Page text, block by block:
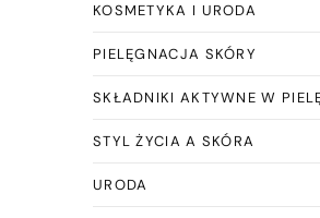
KOSMETYKA I URODA
PIELĘGNACJA SKÓRY
SKŁADNIKI AKTYWNE W
STYL ŻYCIA A SKÓRA
URODA